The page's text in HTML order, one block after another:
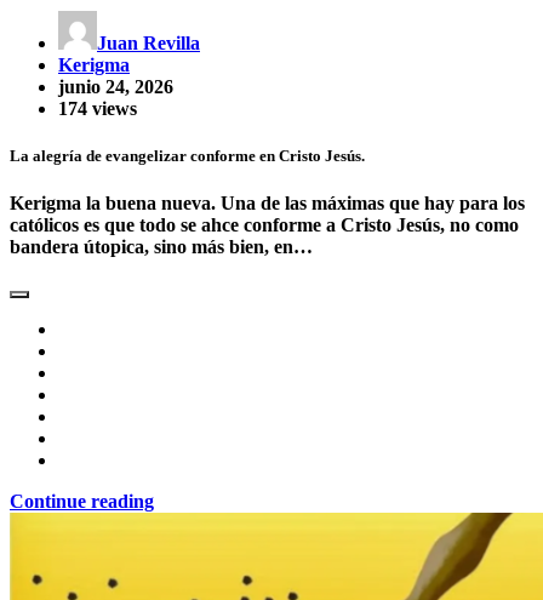
Juan Revilla
Kerigma
junio 24, 2026
174 views
La alegría de evangelizar conforme en Cristo Jesús.
Kerigma la buena nueva. Una de las máximas que hay para los
católicos es que todo se ahce conforme a Cristo Jesús, no como
bandera útopica, sino más bien, en…
Continue reading